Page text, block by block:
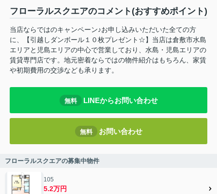
フローラルスクエアのコメント(おすすめポイント)
当店ならではのキャンペーン♪お申し込みいただいた全ての方
に、【引越しダンボール１０枚プレゼント☆】当店は倉敷市水島
エリアと児島エリアの中心で営業しており、水島・児島エリアの
賃貸専門店です。地元密着ならではの物件紹介はもちろん、家賃
や初期費用の交渉なども承ります。
無料 LINEからお問い合わせ
無料 お問い合わせ
フローラルスクエアの募集中物件
105
5.2万円